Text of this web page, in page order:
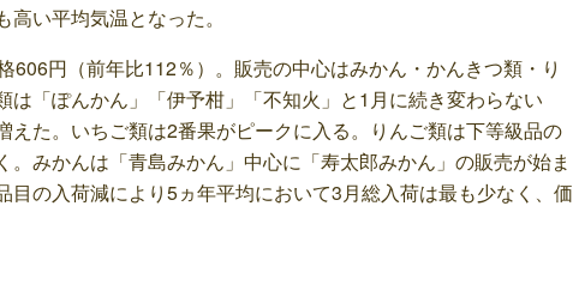
い平均気温となった。
606円（前年比112％）。販売の中心はみかん・かんきつ類・り
は「ぽんかん」「伊予柑」「不知火」と1月に続き変わらない
えた。いちご類は2番果がピークに入る。りんご類は下等級品の
みかんは「青島みかん」中心に「寿太郎みかん」の販売が始ま
目の入荷減により5ヵ年平均において3月総入荷は最も少なく、価